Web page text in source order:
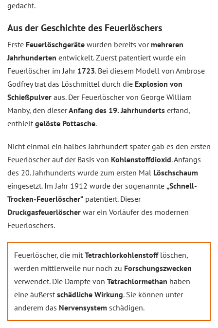
gedacht.
Aus der Geschichte des Feuerlöschers
Erste Feuerlöschgeräte wurden bereits vor mehreren
Jahrhunderten entwickelt. Zuerst patentiert wurde ein
Feuerlöscher im Jahr 1723. Bei diesem Modell von Ambrose
Godfrey trat das Löschmittel durch die Explosion von
Schießpulver aus. Der Feuerlöscher von George William
Manby, den dieserAnfang des 19. Jahrhunderts erfand,
enthielt gelöste Pottasche.
Nicht einmal ein halbes Jahrhundert später gab es den ersten
Feuerlöscher auf der Basis von Kohlenstoffdioxid. Anfangs
des 20. Jahrhunderts wurde zum ersten Mal Löschschaum
eingesetzt. Im Jahr 1912 wurde der sogenannte „Schnell-
Trocken-Feuerlöscher“ patentiert. Dieser
Druckgasfeuerlöscher war ein Vorläufer des modernen
Feuerlöschers.
Feuerlöscher, die mit Tetrachlorkohlenstofflöschen,
werden mittlerweile nur noch zu Forschungszwecken
verwendet. Die Dämpfe von Tetrachlormethan haben
eine äußerst schädliche Wirkung. Sie können unter
anderem das Nervensystem schädigen.